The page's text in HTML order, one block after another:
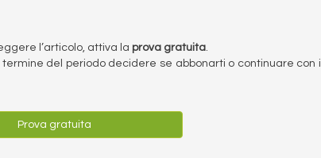
l’articolo, attiva la prova gratuita.
del periodo decidere se abbonarti o continuare con i
Prova gratuita